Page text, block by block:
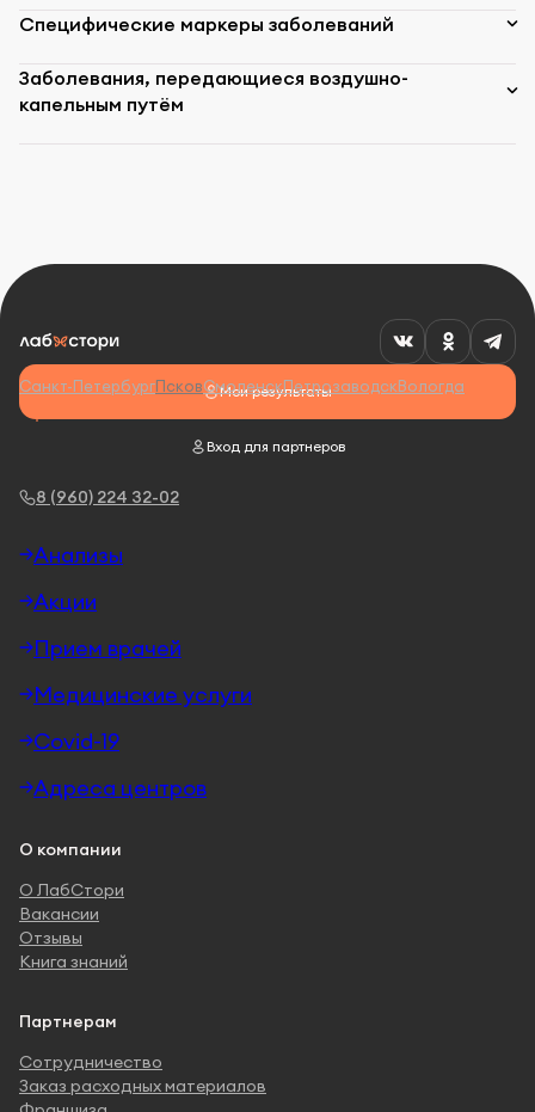
Специфические маркеры заболеваний
Заболевания, передающиеся воздушно-
капельным путём
8 (960) 224 32-02
Мои результаты
Вход для партнеров
Санкт-ПетербургПсковСмоленскПетрозаводскВологда
Анализы
Акции
Прием врачей
Медицинские услуги
Covid-19
Адреса центров
О компании
О ЛабСтори
Вакансии
Отзывы
Книга знаний
Партнерам
Сотрудничество
Заказ расходных материалов